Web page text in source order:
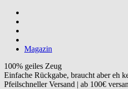
Magazin
100% geiles Zeug
Einfache Rückgabe, braucht aber eh
Pfeilschneller Versand | ab 100€